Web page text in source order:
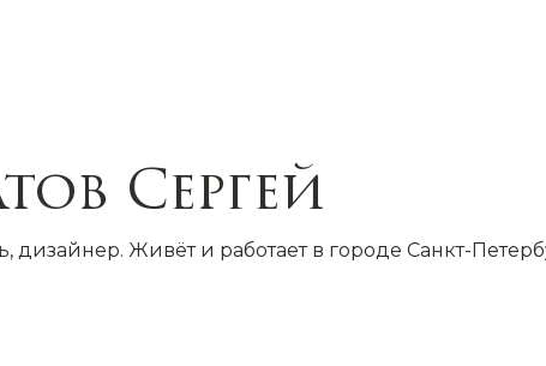
Сергей
дизайнер. Живёт и работает в городе Санкт-